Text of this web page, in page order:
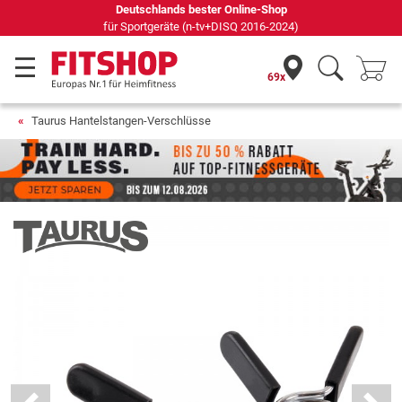
Seit 42 Jahren Ihr Experte für Heimfitness
69x
Taurus Hantelstangen-Verschlüsse